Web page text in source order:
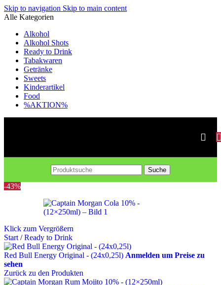
Skip to navigation Skip to main content
Alle Kategorien
Alkohol
Alkohol Shots
Ready to Drink
Tabakwaren
Getränke
Sweets
Kinderartikel
Food
%AKTION%
Suche
-43%
Klick zum Vergrößern
Start / Ready to Drink
Red Bull Energy Original - (24x0,25l) Anmelden um Preise zu
sehen
Zurück zu den Produkten